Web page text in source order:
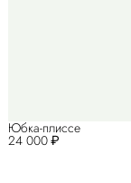
24 000 ₽
Юбка-плиссе